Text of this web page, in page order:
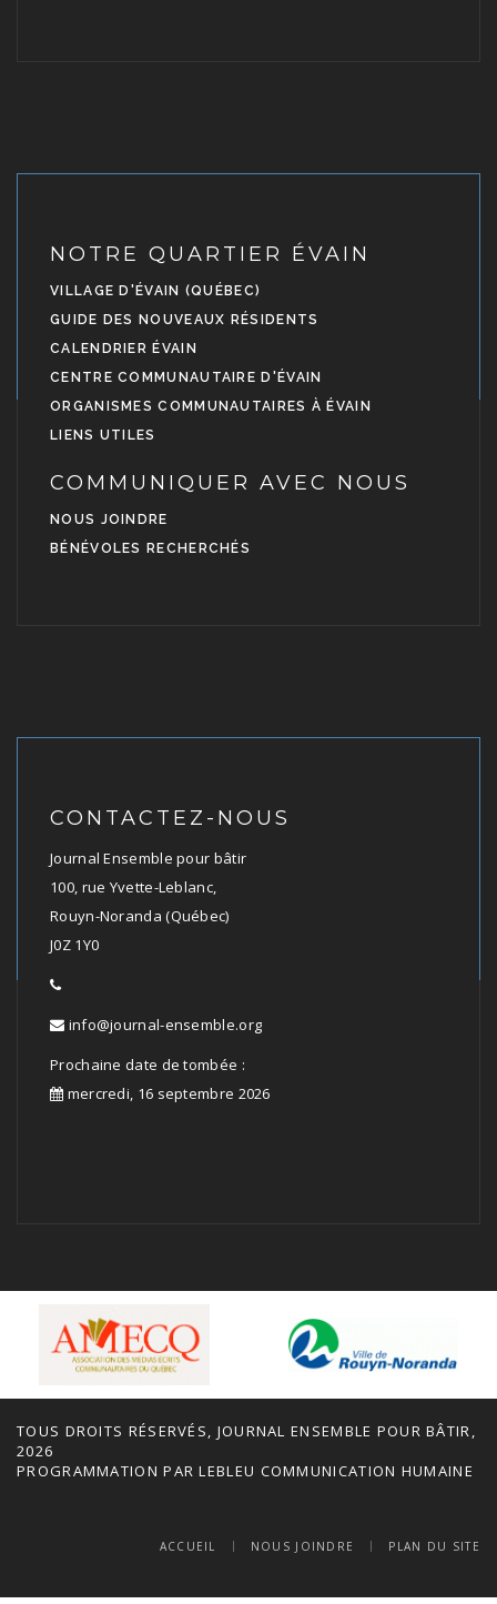
NOTRE QUARTIER ÉVAIN
VILLAGE D'ÉVAIN (QUÉBEC)
GUIDE DES NOUVEAUX RÉSIDENTS
CALENDRIER ÉVAIN
CENTRE COMMUNAUTAIRE D'ÉVAIN
ORGANISMES COMMUNAUTAIRES À ÉVAIN
LIENS UTILES
COMMUNIQUER AVEC NOUS
NOUS JOINDRE
BÉNÉVOLES RECHERCHÉS
CONTACTEZ-NOUS
Journal Ensemble pour bâtir
100, rue Yvette-Leblanc,
Rouyn-Noranda (Québec)
J0Z 1Y0
info@journal-ensemble.org
Prochaine date de tombée :
mercredi, 16 septembre 2026
TOUS DROITS RÉSERVÉS, JOURNAL ENSEMBLE POUR BÂTIR,
2026
PROGRAMMATION PAR LEBLEU COMMUNICATION HUMAINE
ACCUEIL NOUS JOINDRE PLAN DU SITE